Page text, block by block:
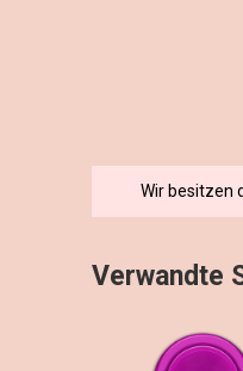
Wir besitzen
Verwandte